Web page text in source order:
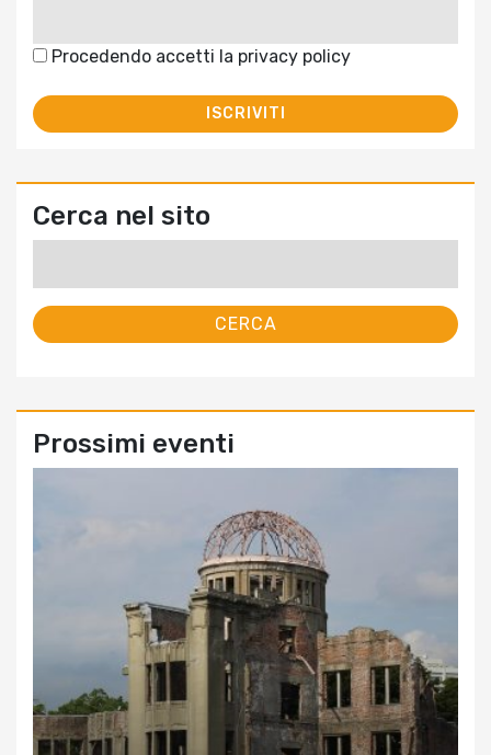
Procedendo accetti la privacy policy
Cerca nel sito
Prossimi eventi